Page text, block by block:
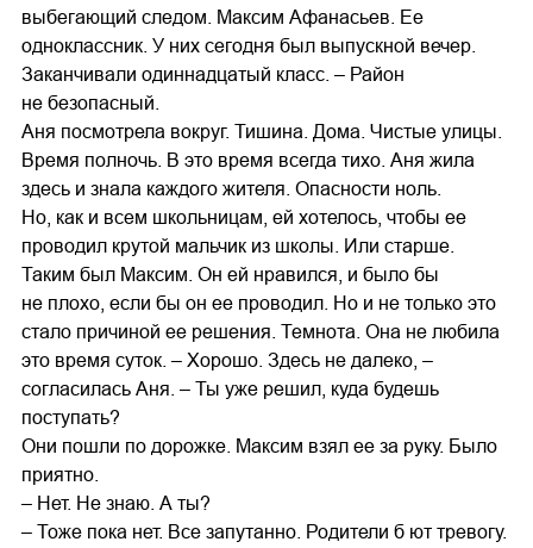
выбегающий следом. Максим Афанасьев. Ее
одноклассник. У них сегодня был выпускной вечер.
Заканчивали одиннадцатый класс. – Район
не безопасный.
Аня посмотрела вокруг. Тишина. Дома. Чистые улицы.
Время полночь. В это время всегда тихо. Аня жила
здесь и знала каждого жителя. Опасности ноль.
Но, как и всем школьницам, ей хотелось, чтобы ее
проводил крутой мальчик из школы. Или старше.
Таким был Максим. Он ей нравился, и было бы
не плохо, если бы он ее проводил. Но и не только это
стало причиной ее решения. Темнота. Она не любила
это время суток. – Хорошо. Здесь не далеко, –
согласилась Аня. – Ты уже решил, куда будешь
поступать?
Они пошли по дорожке. Максим взял ее за руку. Было
приятно.
– Нет. Не знаю. А ты?
– Тоже пока нет. Все запутанно. Родители б ют тревогу.